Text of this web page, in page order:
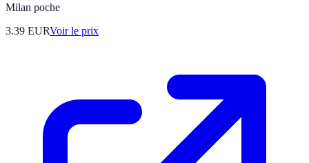
Milan poche
3.39 EURVoir le prix